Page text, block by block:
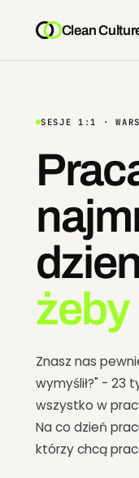
Clean
SESJE 1:1 ·
żeby
Znasz nas
wymyślił?" - 23
wszystko w
Na co dzień
którzy chcą